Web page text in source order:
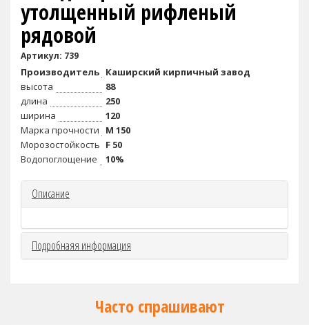
утолщенный рифленый
рядовой
Артикул: 739
Производитель Каширский кирпичный завод
высота
88
длина
250
ширина
120
Марка прочности
М 150
Морозостойкость F 50
Водопоглощение
10%
Описание
Подробнаяя информация
Часто спрашивают